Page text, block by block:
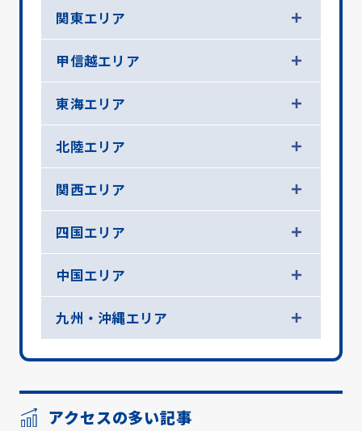
関東エリア
甲信越エリア
東海エリア
北陸エリア
関西エリア
四国エリア
中国エリア
九州・沖縄エリア
アクセスの多い記事